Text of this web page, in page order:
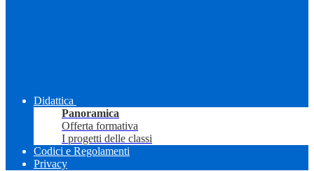
Didattica
Panoramica
Offerta formativa
I progetti delle classi
Codici e Regolamenti
Privacy